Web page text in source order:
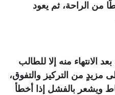
من الراحة، ثم يعود
الانتهاء منه إلا للطالب
مزيدٍ من التركيز والتفوق،
ويشعر بالفشل إذا أخطأ